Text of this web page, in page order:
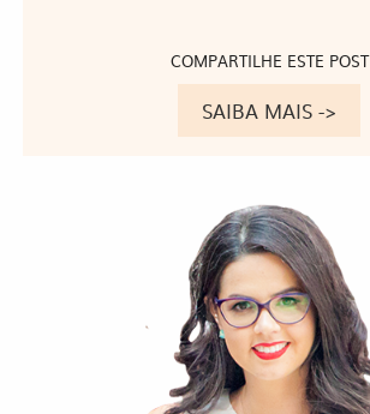
COMPARTILHE ESTE POST
SAIBA MAIS ->